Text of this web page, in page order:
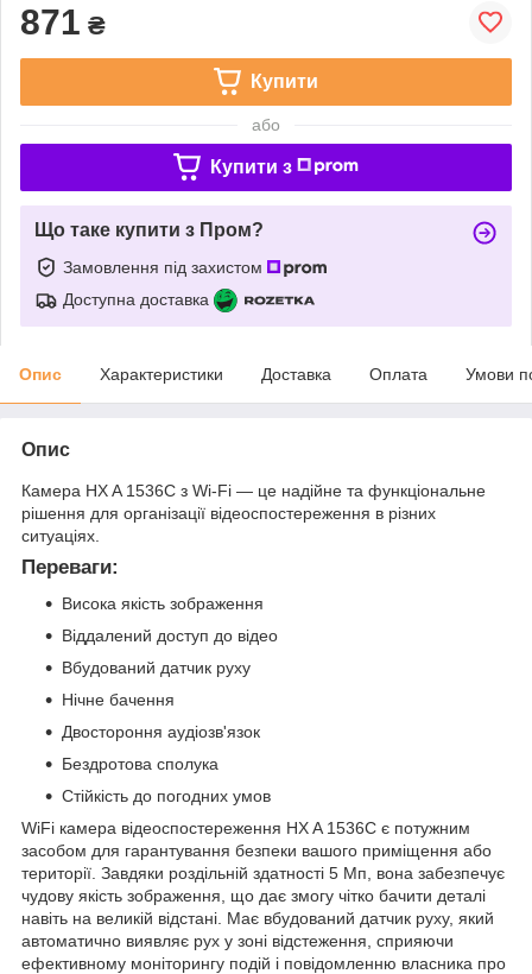
871 ₴
Купити
або
Купити з
Що таке купити з Пром?
Замовлення під захистом
Доступна доставка
Опис Характеристики Доставка Оплата Умови
Опис
Камера HX A 1536C з Wi-Fi — це надійне та функціональне
рішення для організації відеоспостереження в різних
ситуаціях.
Переваги:
Висока якість зображення
Віддалений доступ до відео
Вбудований датчик руху
Нічне бачення
Двостороння аудіозв'язок
Бездротова сполука
Стійкість до погодних умов
WiFi камера відеоспостереження HX A 1536C є потужним
засобом для гарантування безпеки вашого приміщення або
території. Завдяки роздільній здатності 5 Мп, вона забезпечує
чудову якість зображення, що дає змогу чітко бачити деталі
навіть на великій відстані. Має вбудований датчик руху, який
автоматично виявляє рух у зоні відстеження, сприяючи
ефективному моніторингу подій і повідомленню власника про